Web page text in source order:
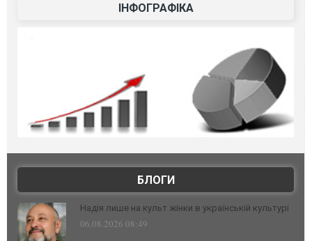
ІНФОГРАФІКА
БЛОГИ
Надія лише на культ жінки в українській культурі
06.08.2026 08:49